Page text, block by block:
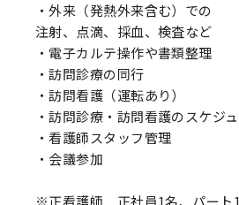
・外来（発熱外来含む）での
注射、点滴、採血、検査など
・電子カルテ操作や書類整理
・訪問診療の同行
・訪問看護（運転あり）
・訪問診療・訪問看護のスケジ
・看護師スタッフ管理
・会議参加
※正看護師 正社員1名、パート